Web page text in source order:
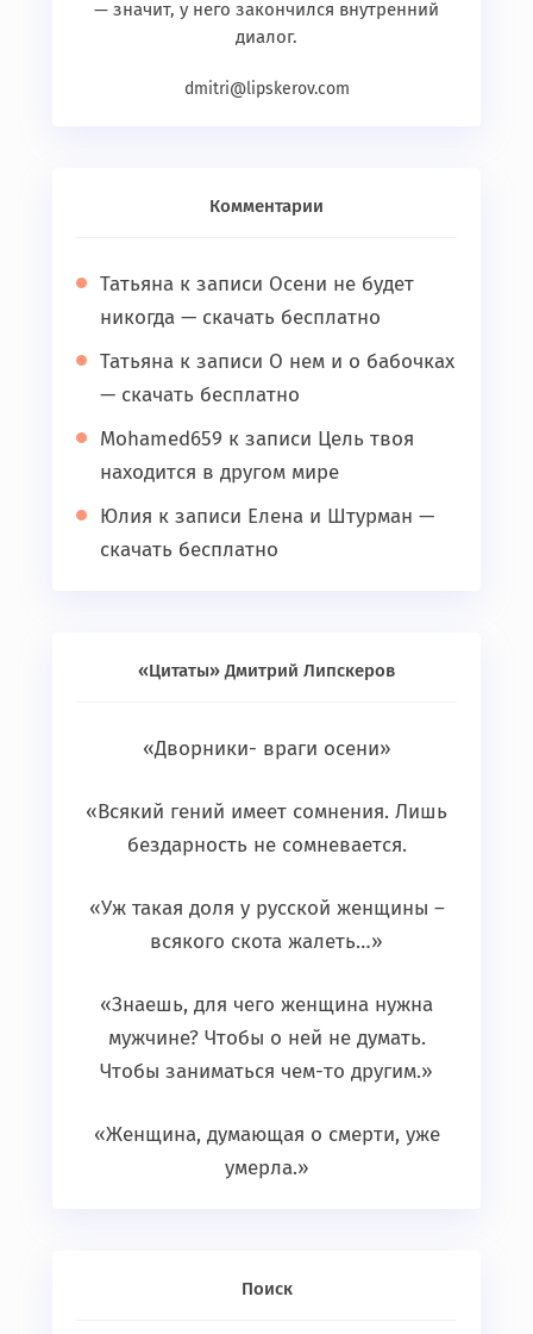
— значит, у него закончился внутренний
диалог.
dmitri@lipskerov.com
Комментарии
Татьяна к записи Осени не будет
никогда — скачать бесплатно
Татьяна к записи О нем и о бабочках
— скачать бесплатно
Mohamed659 к записи Цель твоя
находится в другом мире
Юлия к записи Елена и Штурман —
скачать бесплатно
«Цитаты» Дмитрий Липскеров
«Дворники- враги осени»
«Всякий гений имеет сомнения. Лишь
бездарность не сомневается.
«Уж такая доля у русской женщины –
всякого скота жалеть…»
«Знаешь, для чего женщина нужна
мужчине? Чтобы о ней не думать.
Чтобы заниматься чем-то другим.»
«Женщина, думающая о смерти, уже
умерла.»
Поиск